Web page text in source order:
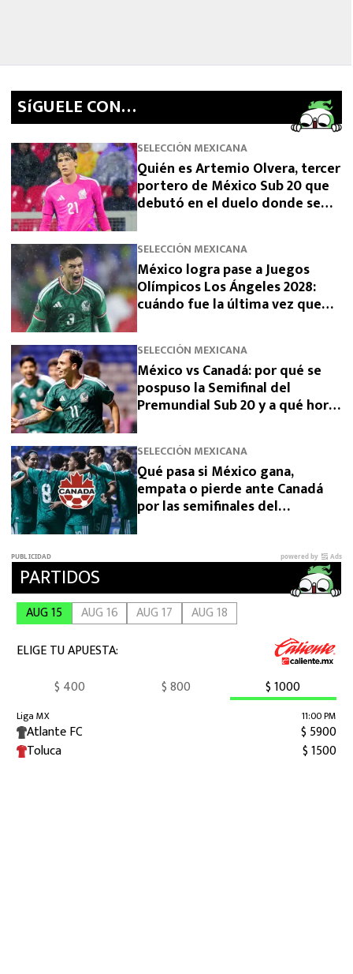
SíGUELE CON…
SELECCIÓN MEXICANA
Quién es Artemio Olvera, tercer
portero de México Sub 20 que
debutó en el duelo donde se
SELECCIÓN MEXICANA
México logra pase a Juegos
Olímpicos Los Ángeles 2028:
cuándo fue la última vez que
SELECCIÓN MEXICANA
México vs Canadá: por qué se
pospuso la Semifinal del
Premundial Sub 20 y a qué hora
SELECCIÓN MEXICANA
Qué pasa si México gana,
empata o pierde ante Canadá
por las semifinales del